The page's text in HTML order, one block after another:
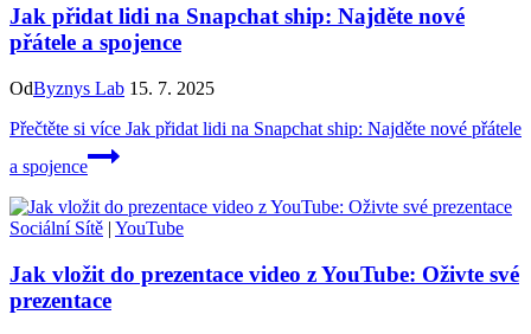
Jak přidat lidi na Snapchat ship: Najděte nové
přátele a spojence
OdByznys Lab 15. 7. 2025
Přečtěte si více Jak přidat lidi na Snapchat ship: Najděte nové přátele
a spojence
Sociální Sítě | YouTube
Jak vložit do prezentace video z YouTube: Oživte své
prezentace